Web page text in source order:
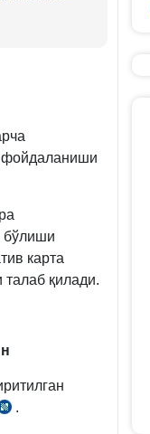
фойдаланиши
бўлиши
карта
талаб қилади.
Низом,
.